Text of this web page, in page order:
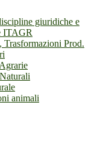
giuridiche e
ITAGR
Trasformazioni Prod.
animali